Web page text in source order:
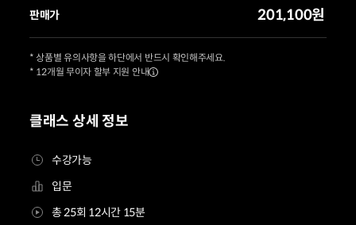
클래스 상세 정보
수강가능
입문
총 25회 12시간 15분
판매가 201,100원
* 상품별 유의사항을 하단에서 반드시 확인해주세요.
* 12개월 무이자 할부 지원 안내